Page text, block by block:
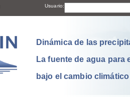
Usuario:
Dinámica de las
La fuente de agua para
bajo el cambio climático